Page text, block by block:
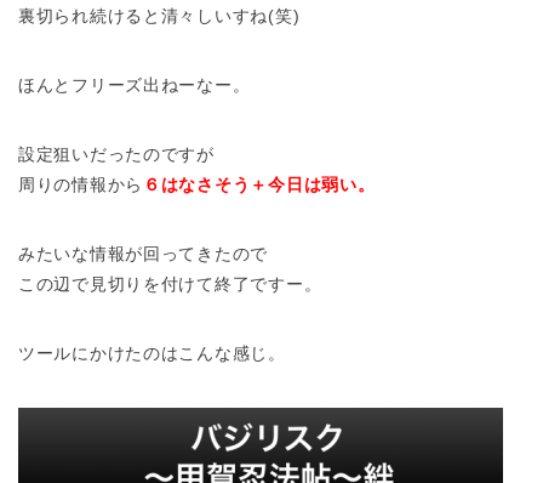
裏切られ続けると清々しいすね(笑)
ほんとフリーズ出ねーなー。
設定狙いだったのですが
周りの情報から ６はなさそう＋今日は弱い。
みたいな情報が回ってきたので
この辺で見切りを付けて終了ですー。
ツールにかけたのはこんな感じ。